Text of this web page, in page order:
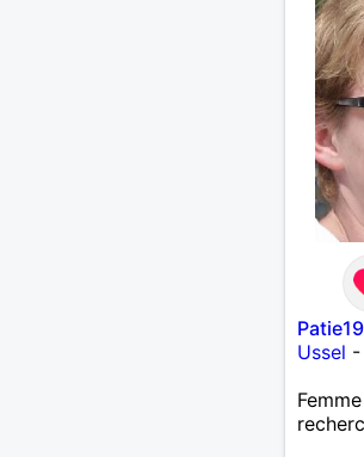
Patie19
Ussel -